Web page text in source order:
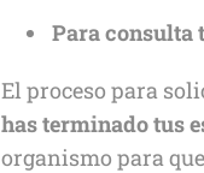
Para consulta
El proceso para
has terminado tus
organismo para